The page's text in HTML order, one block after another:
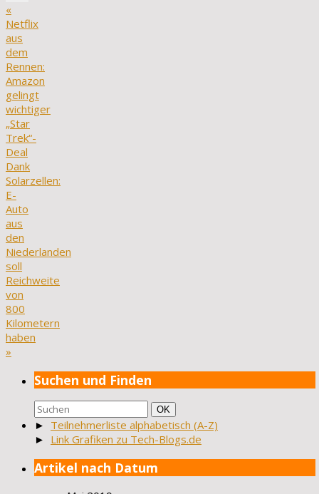
«
Netflix
aus
dem
Rennen:
Amazon
gelingt
wichtiger
„Star
Trek“-
Deal
Dank
Solarzellen:
E-
Auto
aus
den
Niederlanden
soll
Reichweite
von
800
Kilometern
haben
»
Suchen und Finden
Suchen
nach:
Suchen
OK
► Teilnehmerliste alphabetisch (A-Z)
► Link Grafiken zu Tech-Blogs.de
Artikel nach Datum